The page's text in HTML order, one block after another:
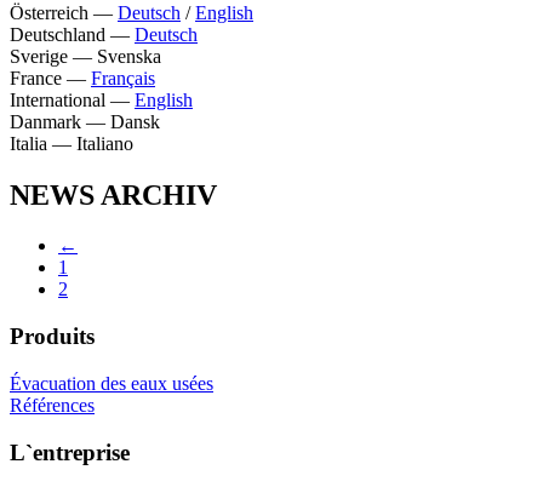
Österreich — Deutsch /English
Deutschland — Deutsch
Sverige — Svenska
France — Français
International — English
Danmark — Dansk
Italia — Italiano
NEWS ARCHIV
←
1
2
Produits
Évacuation des eaux usées
Références
L`entreprise